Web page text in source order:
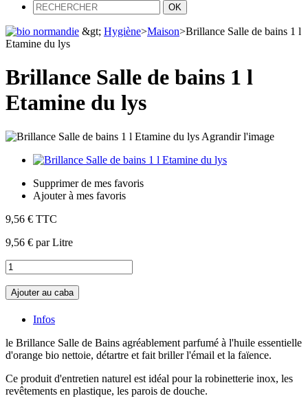
&gt; Hygiène>Maison>Brillance Salle de bains 1 l
Etamine du lys
Brillance Salle de bains 1 l
Etamine du lys
Agrandir l'image
Supprimer de mes favoris
Ajouter à mes favoris
9,56 € TTC
9,56 € par Litre
Ajouter au caba
Infos
le Brillance Salle de Bains agréablement parfumé à l'huile essentielle
d'orange bio nettoie, détartre et fait briller l'émail et la faïence.
Ce produit d'entretien naturel est idéal pour la robinetterie inox, les
revêtements en plastique, les parois de douche.